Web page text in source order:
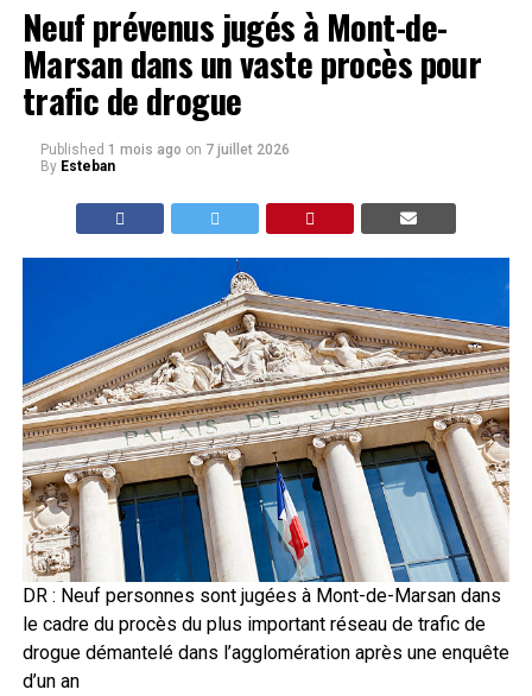
Neuf prévenus jugés à Mont-de-
Marsan dans un vaste procès pour
trafic de drogue
Published 1 mois ago on 7 juillet 2026
By Esteban
DR : Neuf personnes sont jugées à Mont-de-Marsan dans
le cadre du procès du plus important réseau de trafic de
drogue démantelé dans l’agglomération après une enquête
d’un an